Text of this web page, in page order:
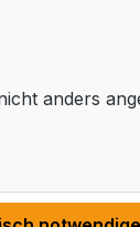
anders